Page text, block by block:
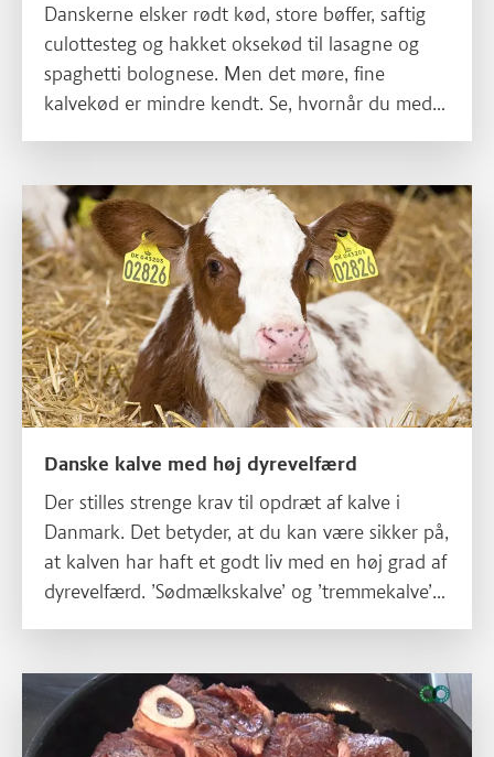
Danskerne elsker rødt kød, store bøffer, saftig
culottesteg og hakket oksekød til lasagne og
spaghetti bolognese. Men det møre, fine
kalvekød er mindre kendt. Se, hvornår du med
Læs mere om Danske kalve med høj dyrevelfærd
Danske kalve med høj dyrevelfærd
Der stilles strenge krav til opdræt af kalve i
Danmark. Det betyder, at du kan være sikker på,
at kalven har haft et godt liv med en høj grad af
dyrevelfærd. ’Sødmælkskalve’ og ’tremmekalve’
Læs mere om Sådan tilbereder du den lækre Osso Buco